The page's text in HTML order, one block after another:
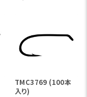
TMC3769 (100本
入り)